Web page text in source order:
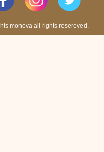
monova all rights resereved.